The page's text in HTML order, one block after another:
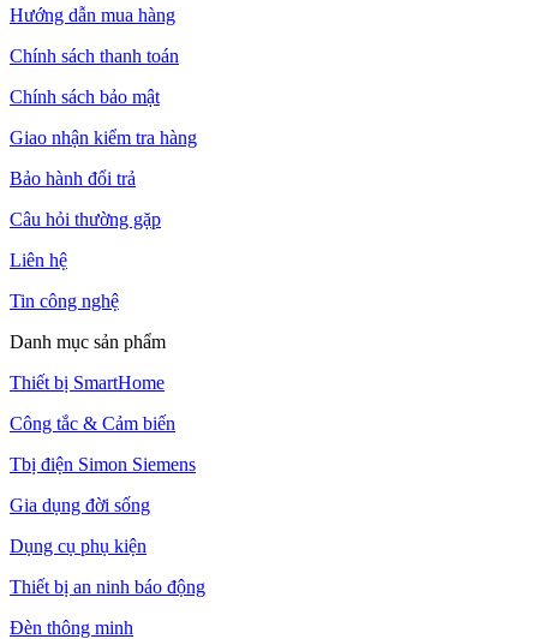
Hướng dẫn mua hàng
Chính sách thanh toán
Chính sách bảo mật
Giao nhận kiểm tra hàng
Bảo hành đổi trả
Câu hỏi thường gặp
Liên hệ
Tin công nghệ
Danh mục sản phẩm
Thiết bị SmartHome
Công tắc & Cảm biến
Tbị điện Simon Siemens
Gia dụng đời sống
Dụng cụ phụ kiện
Thiết bị an ninh báo động
Đèn thông minh